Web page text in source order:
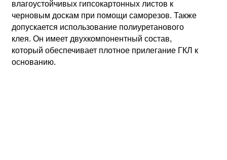
влагоустойчивых гипсокартонных листов к
черновым доскам при помощи саморезов. Также
допускается использование полиуретанового
клея. Он имеет двухкомпонентный состав,
который обеспечивает плотное прилегание ГКЛ к
основанию.